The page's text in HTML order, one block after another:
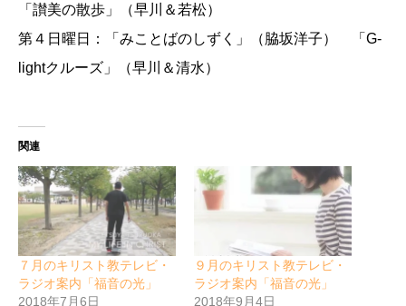
「讃美の散歩」（早川＆若松）
第４日曜日：「みことばのしずく」（脇坂洋子） 「G-
lightクルーズ」（早川＆清水）
関連
７月のキリスト教テレビ・
ラジオ案内「福音の光」
2018年7月6日
９月のキリスト教テレビ・
ラジオ案内「福音の光」
2018年9月4日